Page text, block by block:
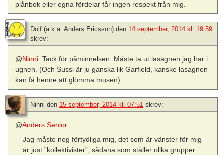
plånbok eller egna fördelar får ingen respekt från mig.
Dolf (a.k.a. Anders Ericsson) den 14 september, 2014 kl. 19:59
skrev:
@Ninni: Tack för påminnelsen. Måste ta ut lasagnen jag har i
ugnen. (Och Sussi är ju ganska lik Garfield, kanske lasagnen
kan få henne att glömma musen)
Ninni den 15 september, 2014 kl. 07:51 skrev:
@Anders Senior:
Jag måste nog förtydliga mig, det som är vänster för mig
är just ”kollektivister”, sådana som ställer olika grupper